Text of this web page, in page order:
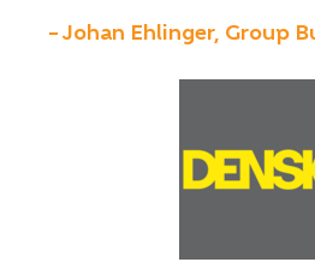
– Johan Ehlinger, Group